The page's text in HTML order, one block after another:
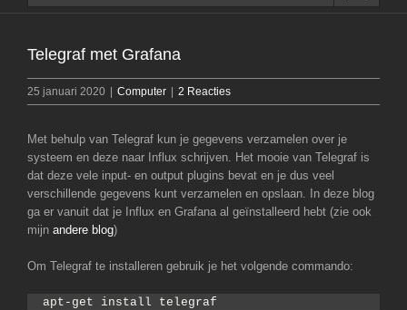
Telegraf met Grafana
25 januari 2020 | Computer | 2 Reacties
Met behulp van Telegraf kun je gegevens verzamelen over je
systeem en deze naar Influx schrijven. Het mooie van Telegraf is
dat deze vele input- en output plugins bevat en je dus veel
verschillende gegevens kunt verzamelen en opslaan. In deze blog
ga er vanuit dat je Influx en Grafana al geïnstalleerd hebt (zie ook
mijn andere blog)
Om Telegraf te installeren gebruik je het volgende commando:
apt-get install telegraf